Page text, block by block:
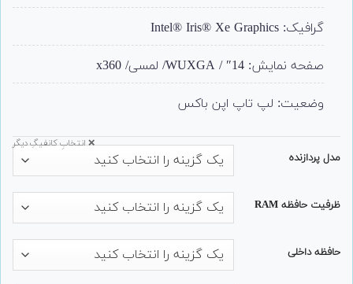
گرافیک: Intel® Iris® Xe Graphics
صفحه نمایش: 14″ / WUXGA/ لمسی/ x360
وضعیت: لپ تاپ اپن باکس
مدل پردازنده
ظرفیت حافظه RAM
حافظه داخلی
❌ انتخابِ کانفیگِ دیگر